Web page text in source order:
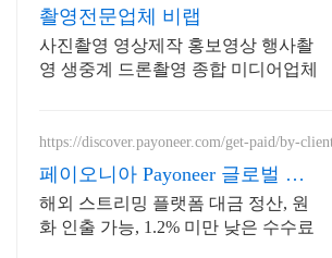
촬영전문업체 비랩
사진촬영 영상제작 홍보영상 행사촬
영 생중계 드론촬영 종합 미디어업체
https://discover.payoneer.com/get-paid/by-
페이오니아 Payoneer 글로벌 해
외대금 수취 솔루션
해외 스트리밍 플랫폼 대금 정산, 원
화 인출 가능, 1.2% 미만 낮은 수수료